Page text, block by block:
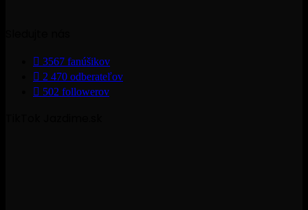
3567 fanúšikov
2 470 odberateľov
502 followerov